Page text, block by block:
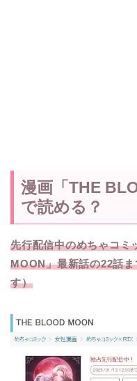
漫画「THE
で読める？
先行配信中のめちゃコ
MOON」最新話の22話
す）